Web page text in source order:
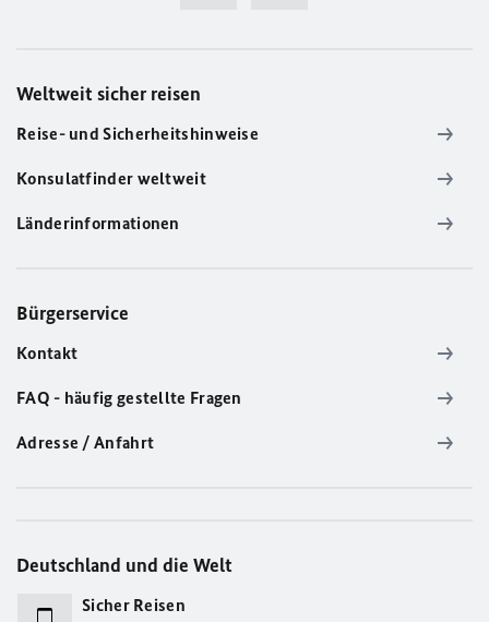
Weltweit sicher reisen
Reise- und Sicherheitshinweise
Konsulatfinder weltweit
Länderinformationen
Bürgerservice
Kontakt
FAQ - häufig gestellte Fragen
Adresse / Anfahrt
Deutschland und die Welt
Sicher Reisen